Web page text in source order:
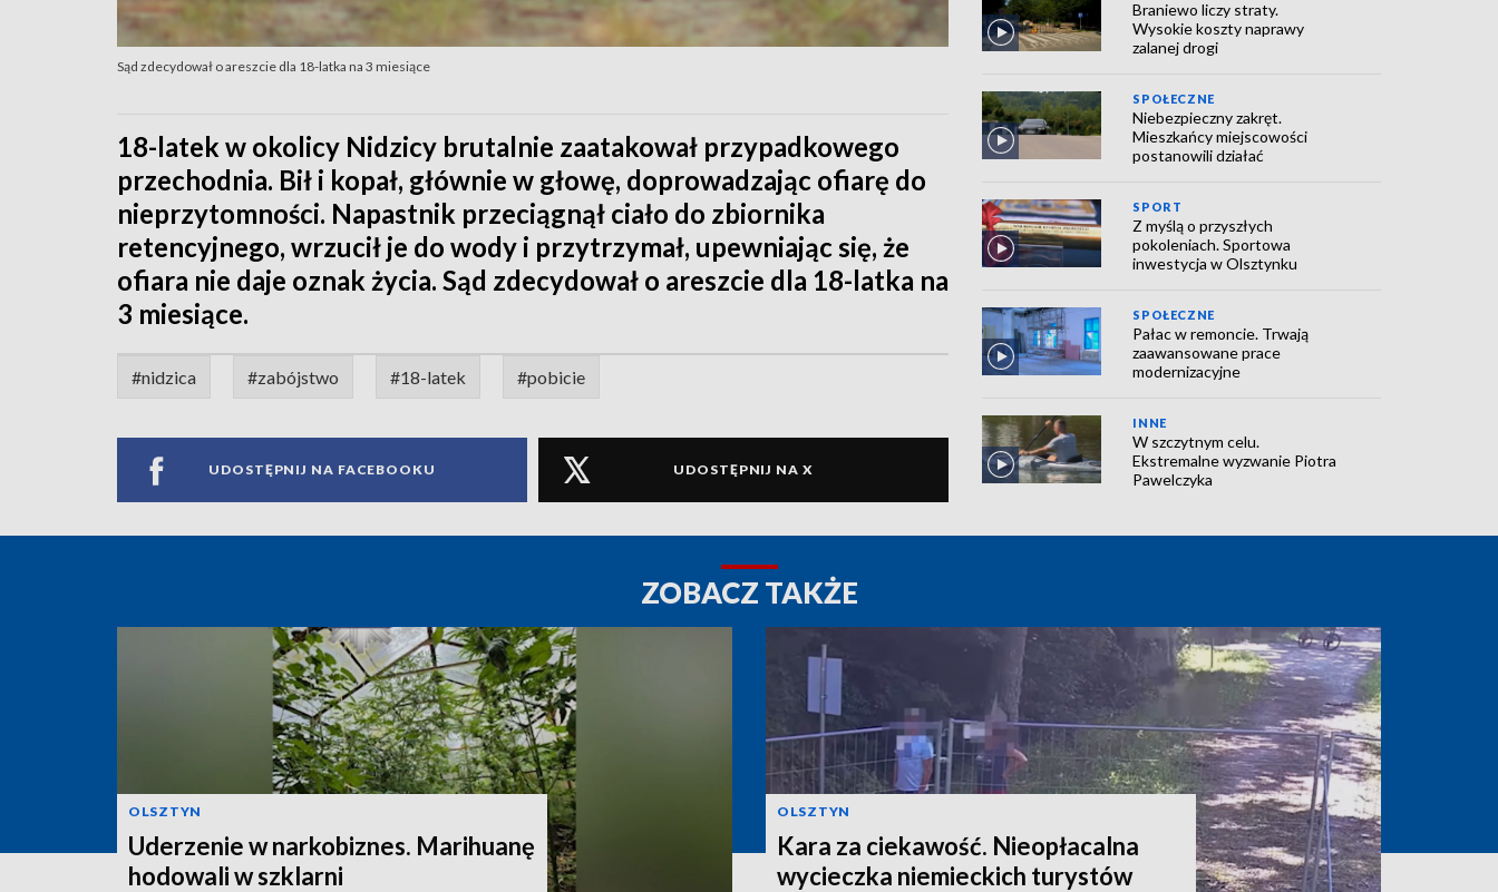
Sąd zdecydował o areszcie dla 18-latka na 3 miesiące
18-latek w okolicy Nidzicy brutalnie zaatakował przypadkowego
przechodnia. Bił i kopał, głównie w głowę, doprowadzając ofiarę do
nieprzytomności. Napastnik przeciągnął ciało do zbiornika
retencyjnego, wrzucił je do wody i przytrzymał, upewniając się, że
ofiara nie daje oznak życia. Sąd zdecydował o areszcie dla 18-latka na
3 miesiące.
#nidzica #zabójstwo #18-latek #pobicie
UDOSTĘPNIJ NA FACEBOOKU UDOSTĘPNIJ NA X
Braniewo liczy straty.
Wysokie koszty naprawy
zalanej drogi
SPOŁECZNE
Niebezpieczny zakręt.
Mieszkańcy miejscowości
postanowili działać
SPORT
Z myślą o przyszłych
pokoleniach. Sportowa
inwestycja w Olsztynku
SPOŁECZNE
Pałac w remoncie. Trwają
zaawansowane prace
modernizacyjne
INNE
W szczytnym celu.
Ekstremalne wyzwanie Piotra
Pawelczyka
ZOBACZ TAKŻE
OLSZTYN
Uderzenie w narkobiznes. Marihuanę
hodowali w szklarni
OLSZTYN
Kara za ciekawość. Nieopłacalna
wycieczka niemieckich turystów